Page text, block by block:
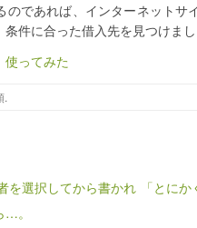
のであれば、インターネットサ
件に合った借入先を見つけま
ってみた
.
を選択してから書かれ
…。
「とに